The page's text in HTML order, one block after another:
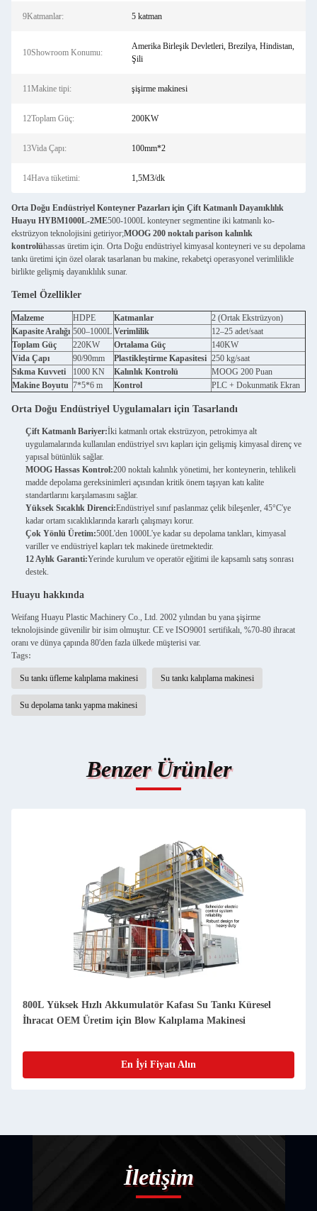
9Katmanlar: 5 katman
10Showroom Konumu:
Amerika Birleşik Devletleri, Brezilya, Hindistan,
Şili
11Makine tipi: şişirme makinesi
12Toplam Güç: 200KW
13Vida Çapı: 100mm*2
14Hava tüketimi: 1,5M3/dk
Orta Doğu Endüstriyel Konteyner Pazarları için Çift Katmanlı Dayanıklılık
Huayu HYBM1000L-2ME500-1000L konteyner segmentine iki katmanlı ko-
ekstrüzyon teknolojisini getiriyor;MOOG 200 noktalı parison kalınlık
kontrolühassas üretim için. Orta Doğu endüstriyel kimyasal konteyneri ve su depolama
tankı üretimi için özel olarak tasarlanan bu makine, rekabetçi operasyonel verimlilikle
birlikte gelişmiş dayanıklılık sunar.
Temel Özellikler
Malzeme HDPE Katmanlar
2 (Ortak Ekstrüzyon)
Kapasite Aralığı 500–1000L Verimlilik
12–25 adet/saat
Toplam Güç
220KW Ortalama Güç
140KW
Vida Çapı
90/90mm Plastikleştirme Kapasitesi 250 kg/saat
Sıkma Kuvveti
1000 KN Kalınlık Kontrolü
MOOG 200 Puan
Makine Boyutu 7*5*6 m Kontrol PLC + Dokunmatik Ekran
Orta Doğu Endüstriyel Uygulamaları için Tasarlandı
Çift Katmanlı Bariyer:İki katmanlı ortak ekstrüzyon, petrokimya alt
uygulamalarında kullanılan endüstriyel sıvı kapları için gelişmiş kimyasal direnç ve
yapısal bütünlük sağlar.
MOOG Hassas Kontrol:200 noktalı kalınlık yönetimi, her konteynerin, tehlikeli
madde depolama gereksinimleri açısından kritik önem taşıyan katı kalite
standartlarını karşılamasını sağlar.
Yüksek Sıcaklık Direnci:Endüstriyel sınıf paslanmaz çelik bileşenler, 45°C'ye
kadar ortam sıcaklıklarında kararlı çalışmayı korur.
Çok Yönlü Üretim:500L'den 1000L'ye kadar su depolama tankları, kimyasal
variller ve endüstriyel kapları tek makinede üretmektedir.
12 Aylık Garanti:Yerinde kurulum ve operatör eğitimi ile kapsamlı satış sonrası
destek.
Huayu hakkında
Weifang Huayu Plastic Machinery Co., Ltd. 2002 yılından bu yana şişirme
teknolojisinde güvenilir bir isim olmuştur. CE ve ISO9001 sertifikalı, %70-80 ihracat
oranı ve dünya çapında 80'den fazla ülkede müşterisi var.
Tags:
Su tankı üfleme kalıplama makinesi Su tankı kalıplama makinesi
Su depolama tankı yapma makinesi
Benzer Ürünler
800L Yüksek Hızlı Akkumulatör Kafası Su Tankı Küresel
İhracat OEM Üretim için Blow Kalıplama Makinesi
En İyi Fiyatı Alın
İletişim